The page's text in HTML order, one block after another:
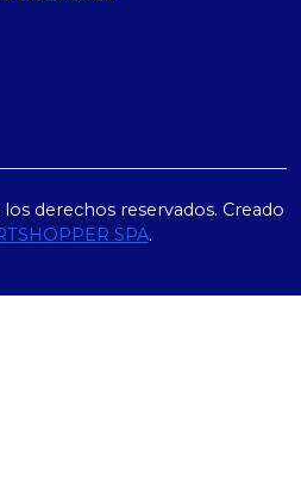
derechos reservados. Creado
SPA.